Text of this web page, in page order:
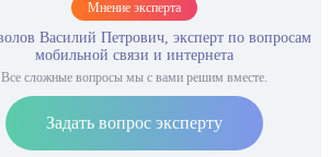
Мнение эксперта
Василий Петрович, эксперт по вопросам
мобильной связи и интернета
Все сложные вопросы мы с вами решим вместе.
Задать вопрос эксперту